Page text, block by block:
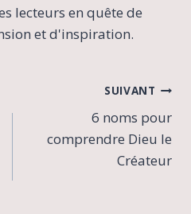
lecteurs en quête de
et d'inspiration.
SUIVANT
6 noms pour
comprendre Dieu le
Créateur